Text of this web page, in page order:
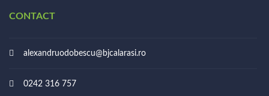
CONTACT
alexandruodobescu@bjcalarasi.ro
0242 316 757